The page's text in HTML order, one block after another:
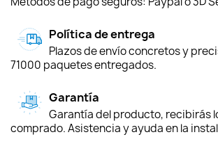
Política de entrega
Plazos de envío concretos y
71000 paquetes entregados.
Garantía
Garantía del producto, recibirás
comprado. Asistencia y ayuda en la